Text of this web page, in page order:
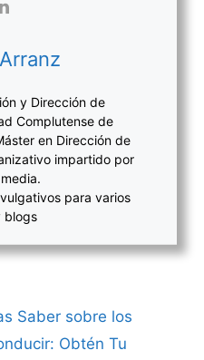
y Dirección de
Complutense de
en Dirección de
impartido por
para varios
blogs
Saber sobre los
Obtén Tu